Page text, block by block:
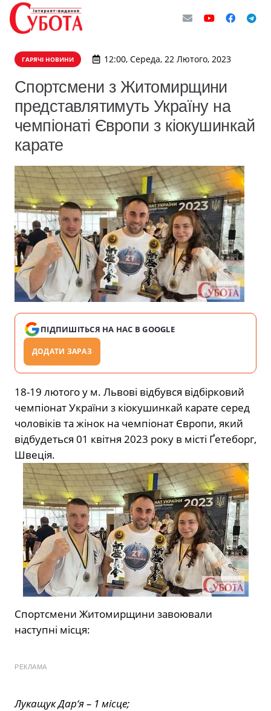
ГАРЯЧІ НОВИНИ 12:00, Середа, 22 Лютого, 2023
Спортсмени з Житомирщини
представлятимуть Україну на
чемпіонаті Європи з кіокушинкай
карате
ПІДПИШІТЬСЯ НА НАС В GOOGLE
ДОДАТИ ЗАРАЗ
18-19 лютого у м. Львові відбувся відбірковий
чемпіонат України з кіокушинкай карате серед
чоловіків та жінок на чемпіонат Європи, який
відбудеться 01 квітня 2023 року в місті Ґетеборг,
Швеція.
Спортсмени Житомирщини завоювали
наступні місця:
РЕКЛАМА
Лукащук Дар‘я – 1 місце;